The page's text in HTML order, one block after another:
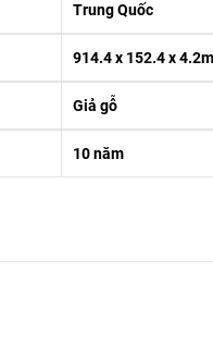
Trung Quốc
914.4 x 152.4 x
Giả gỗ
10 năm